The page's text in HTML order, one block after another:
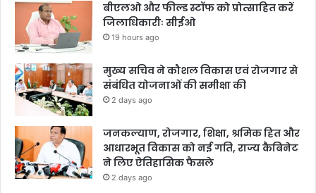
बीएलओ और फील्ड स्टॉफ को प्रोत्साहित करें
जिलाधिकारीः सीईओ
19 hours ago
मुख्य सचिव ने कौशल विकास एवं रोजगार से
संबंधित योजनाओं की समीक्षा की
2 days ago
जनकल्याण, रोजगार, शिक्षा, श्रमिक हित और
आधारभूत विकास को नई गति, राज्य कैबिनेट
ने लिए ऐतिहासिक फैसले
2 days ago